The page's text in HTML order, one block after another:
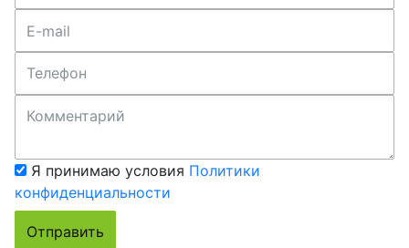
Я принимаю условия Политики
конфиденциальности
Отправить